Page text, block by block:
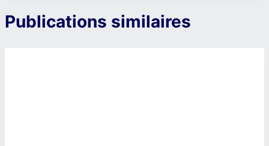
Publications similaires